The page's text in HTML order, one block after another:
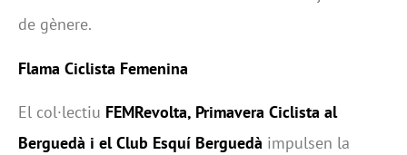
de gènere.
Flama Ciclista Femenina
El col·lectiu FEMRevolta, Primavera Ciclista al
Berguedà i el Club Esquí Berguedà impulsen la